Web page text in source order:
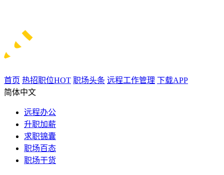
首页 热招职位HOT 职场头条 远程工作管理 下载APP
简体中文
远程办公
升职加薪
求职锦囊
职场百态
职场干货